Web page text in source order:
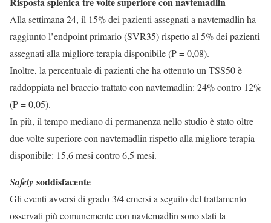
Alla settimana 24, il 15% dei pazienti assegnati a navtemadlin ha
raggiunto l’endpoint primario (SVR35) rispetto al 5% dei pazienti
assegnati alla migliore terapia disponibile (P = 0,08).
Inoltre, la percentuale di pazienti che ha ottenuto un TSS50 è
raddoppiata nel braccio trattato con navtemadlin: 24% contro 12%
(P = 0,05).
In più, il tempo mediano di permanenza nello studio è stato oltre
due volte superiore con navtemadlin rispetto alla migliore terapia
disponibile: 15,6 mesi contro 6,5 mesi.
Safety soddisfacente
Gli eventi avversi di grado 3/4 emersi a seguito del trattamento
osservati più comunemente con navtemadlin sono stati la